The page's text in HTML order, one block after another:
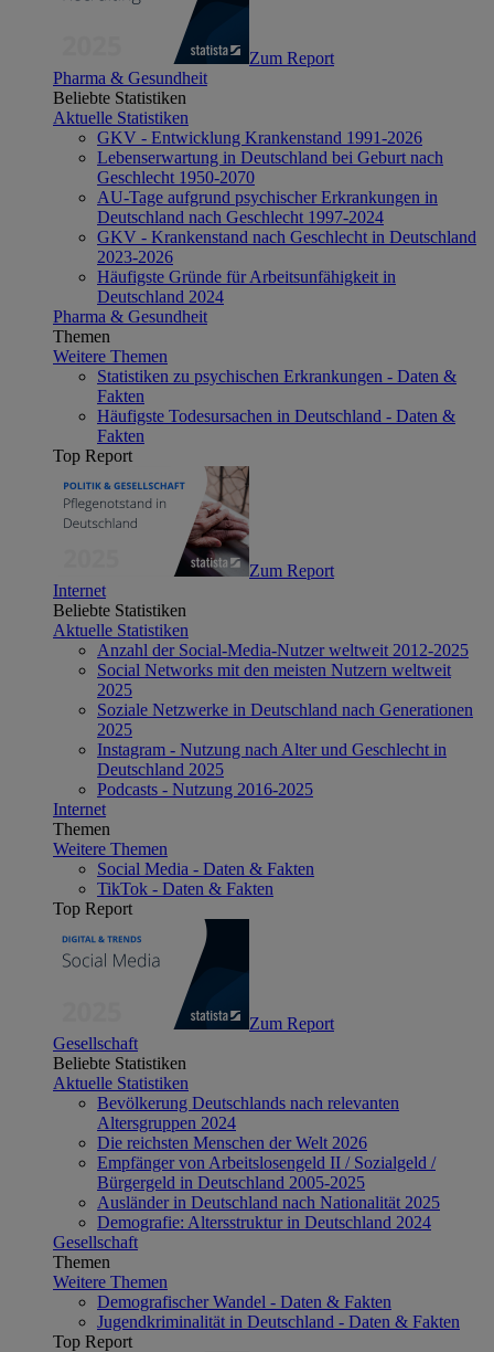
Zum Report
Pharma & Gesundheit
Beliebte Statistiken
Aktuelle Statistiken
GKV - Entwicklung Krankenstand 1991-2026
Lebenserwartung in Deutschland bei Geburt nach
Geschlecht 1950-2070
AU-Tage aufgrund psychischer Erkrankungen in
Deutschland nach Geschlecht 1997-2024
GKV - Krankenstand nach Geschlecht in Deutschland
2023-2026
Häufigste Gründe für Arbeitsunfähigkeit in
Deutschland 2024
Pharma & Gesundheit
Themen
Weitere Themen
Statistiken zu psychischen Erkrankungen - Daten &
Fakten
Häufigste Todesursachen in Deutschland - Daten &
Fakten
Top Report
Zum Report
Internet
Beliebte Statistiken
Aktuelle Statistiken
Anzahl der Social-Media-Nutzer weltweit 2012-2025
Social Networks mit den meisten Nutzern weltweit
2025
Soziale Netzwerke in Deutschland nach Generationen
2025
Instagram - Nutzung nach Alter und Geschlecht in
Deutschland 2025
Podcasts - Nutzung 2016-2025
Internet
Themen
Weitere Themen
Social Media - Daten & Fakten
TikTok - Daten & Fakten
Top Report
Zum Report
Gesellschaft
Beliebte Statistiken
Aktuelle Statistiken
Bevölkerung Deutschlands nach relevanten
Altersgruppen 2024
Die reichsten Menschen der Welt 2026
Empfänger von Arbeitslosengeld II / Sozialgeld /
Bürgergeld in Deutschland 2005-2025
Ausländer in Deutschland nach Nationalität 2025
Demografie: Altersstruktur in Deutschland 2024
Gesellschaft
Themen
Weitere Themen
Demografischer Wandel - Daten & Fakten
Jugendkriminalität in Deutschland - Daten & Fakten
Top Report